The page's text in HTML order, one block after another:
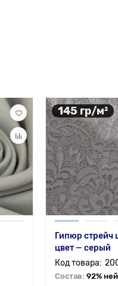
145 гр/м²
Гипюр стрейч
цвет — серый
Состав: 92%